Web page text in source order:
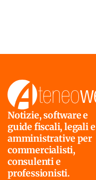
Notizie, software e
guide fiscali, legali e
amministrative per
commercialisti,
consulenti e
professionisti.